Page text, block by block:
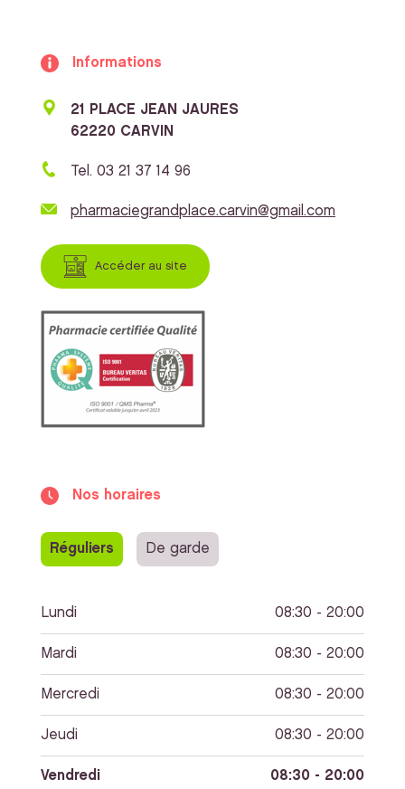
Informations
21 PLACE JEAN JAURES
62220 CARVIN
Tel. 03 21 37 14 96
pharmaciegrandplace.carvin@gmail.com
Accéder au site
Nos horaires
Réguliers De garde
Lundi 08:30 - 20:00
Mardi 08:30 - 20:00
Mercredi 08:30 - 20:00
Jeudi 08:30 - 20:00
Vendredi 08:30 - 20:00